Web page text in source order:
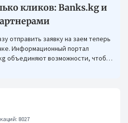
кликов: Banks.kg и
отправить заявку на заем теперь
Информационный портал
объединяют возможности, чтобы
8027